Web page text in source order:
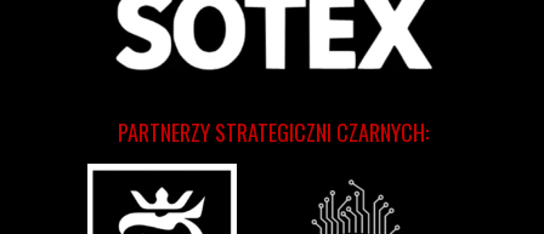
PARTNERZY STRATEGICZNI CZARNYCH: